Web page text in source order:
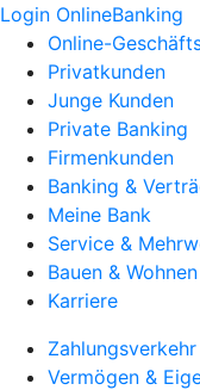
Login OnlineBanking
Online-
Privatkunden
Junge Kunden
Private Banking
Firmenkunden
Banking &
Meine Bank
Service &
Bauen & Wohnen
Karriere
Zahlungsverkehr
Vermögen &